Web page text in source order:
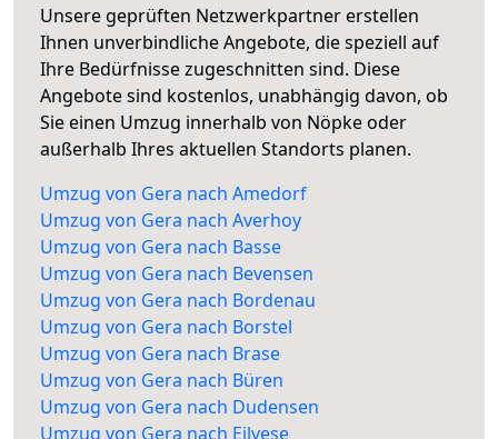
Unsere geprüften Netzwerkpartner erstellen
Ihnen unverbindliche Angebote, die speziell auf
Ihre Bedürfnisse zugeschnitten sind. Diese
Angebote sind kostenlos, unabhängig davon, ob
Sie einen Umzug innerhalb von Nöpke oder
außerhalb Ihres aktuellen Standorts planen.
Umzug von Gera nach Amedorf
Umzug von Gera nach Averhoy
Umzug von Gera nach Basse
Umzug von Gera nach Bevensen
Umzug von Gera nach Bordenau
Umzug von Gera nach Borstel
Umzug von Gera nach Brase
Umzug von Gera nach Büren
Umzug von Gera nach Dudensen
Umzug von Gera nach Eilvese